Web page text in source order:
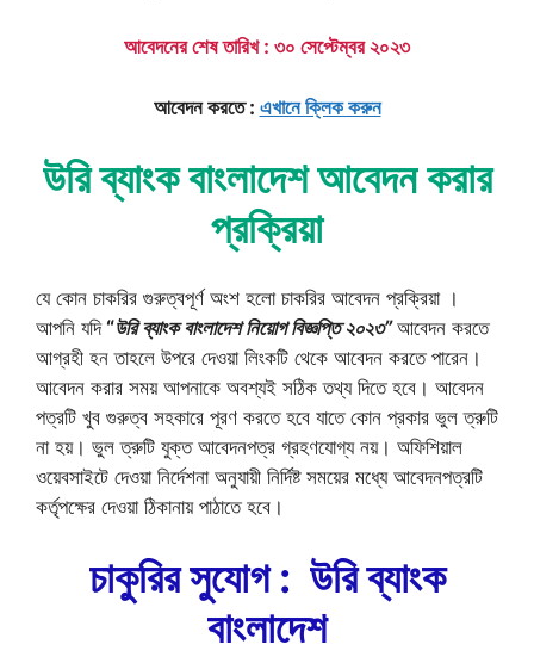
আবেদনের শেষ তারিখ : ৩০ সেপ্টেম্বর ২০২৩
আবেদন করতে : এখানে ক্লিক করুন
উরি ব্যাংক বাংলাদেশ আবেদন করার
প্রক্রিয়া
যে কোন চাকরির গুরুত্বপূর্ণ অংশ হলো চাকরির আবেদন প্রক্রিয়া ।
আপনি যদি“উরি ব্যাংক বাংলাদেশ নিয়োগ বিজ্ঞপ্তি ২০২৩” আবেদন করতে
আগ্রহী হন তাহলে উপরে দেওয়া লিংকটি থেকে আবেদন করতে পারেন।
আবেদন করার সময় আপনাকে অবশ্যই সঠিক তথ্য দিতে হবে। আবেদন
পত্রটি খুব গুরুত্ব সহকারে পূরণ করতে হবে যাতে কোন প্রকার ভুল ত্রুটি
না হয়। ভুল ত্রুটি যুক্ত আবেদনপত্র গ্রহণযোগ্য নয়। অফিশিয়াল
ওয়েবসাইটে দেওয়া নির্দেশনা অনুযায়ী নির্দিষ্ট সময়ের মধ্যে আবেদনপত্রটি
কর্তৃপক্ষের দেওয়া ঠিকানায় পাঠাতে হবে।
চাকুরির সুযোগ : উরি ব্যাংক
বাংলাদেশ